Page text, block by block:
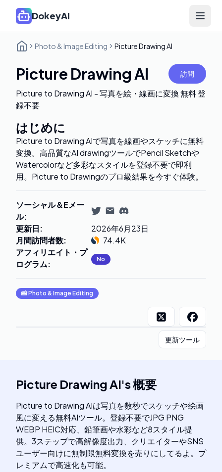
DokeyAI Open
Photo & Image Editing Picture Drawing AI
Picture Drawing AI 訪問
Picture to Drawing AI - 写真を絵・線画に変換 無料 登
録不要
はじめに
Picture to Drawing AIで写真を線画やスケッチに無料
変換。高品質なAI drawingツールでPencil Sketchや
Watercolorなど多彩なスタイルを登録不要で即利
用。Picture to Drawingのプロ級結果を今すぐ体験。
ソーシャル＆Eメー
ル:
更新日:
2026年6月23日
月間訪問者数:
74.4K
アフィリエイト・プ
ログラム: No
📸Photo & Image Editing
更新ツール
Picture Drawing AI's概要
Picture to Drawing AIは写真を数秒でスケッチや絵画
風に変える無料AIツール。登録不要でJPG PNG
WEBP HEIC対応、鉛筆画や水彩など8スタイル提
供。3ステップで高解像度出力、クリエイターやSNS
ユーザー向けに無制限無料変換を売りにしてるよ。プ
レミアムで高速化も可能。